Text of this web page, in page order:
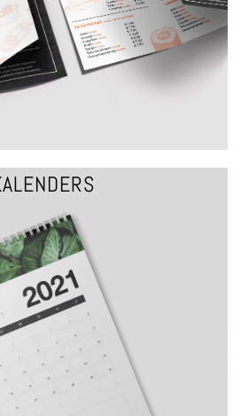
(GEVOUWEN)
KALENDERS
bepaal het formaat van jouw
zelf. Maximale formaat (310x430mm)
EEN OFFERTE